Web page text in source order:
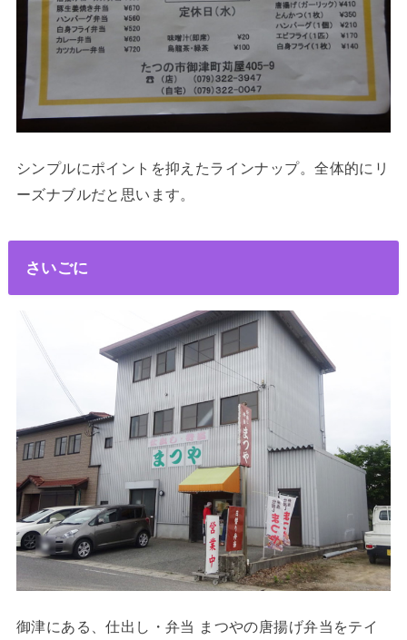
シンプルにポイントを抑えたラインナップ。全体的にリ
ーズナブルだと思います。
さいごに
御津にある、仕出し・弁当 まつやの唐揚げ弁当をテイ